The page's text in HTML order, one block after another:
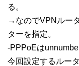
る。
→なのでVPNルー
ターを指定。
-PPPoEは
今回設定するルー